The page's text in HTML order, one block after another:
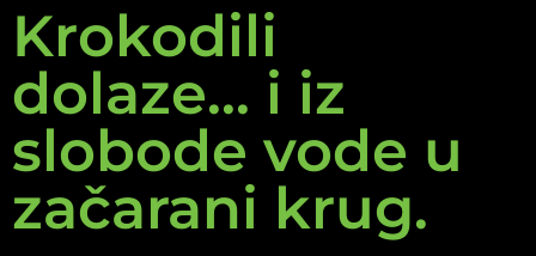
Krokodili
dolaze... i iz
slobode vode u
začarani krug.